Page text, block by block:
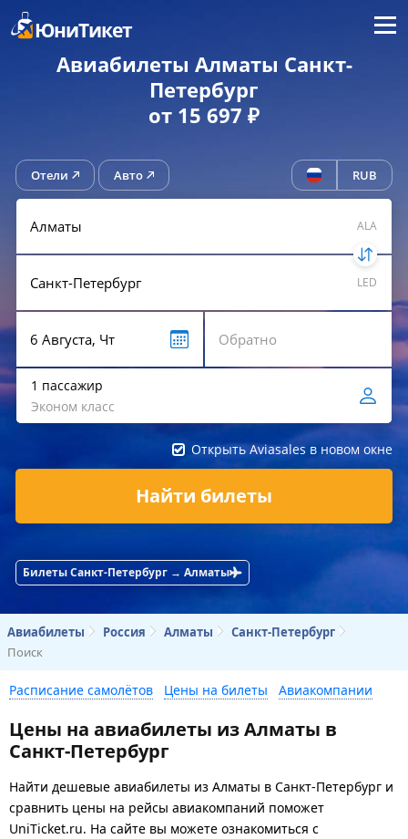
ЮниТикет Меню
Авиабилеты Алматы Санкт-
Петербург
от 15 697 ₽
Отели Авто RUB
ALA
LED
1 пассажир
Эконом класс
Открыть Aviasales в новом окне
Найти билеты
Билеты Санкт-Петербург → Алматы
Авиабилеты Россия Алматы
Санкт-Петербург
Поиск
Расписание самолётов Цены на билеты Авиакомпании
Цены на авиабилеты из Алматы в
Санкт-Петербург
Найти дешевые авиабилеты из Алматы в Санкт-Петербург и
сравнить цены на рейсы авиакомпаний поможет
UniTicket.ru. На сайте вы можете ознакомиться с